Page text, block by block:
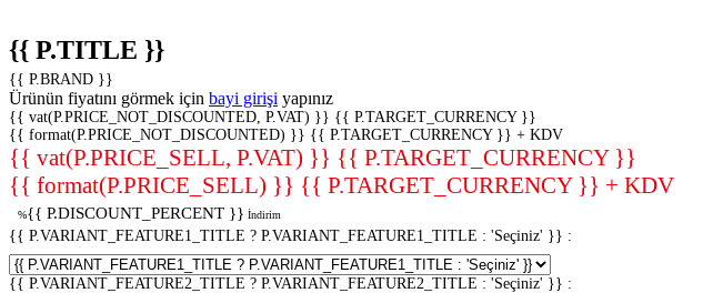
{{ P.TITLE }}
{{ P.BRAND }}
Ürünün fiyatını görmek için bayi girişi yapınız
{{ vat(P.PRICE_NOT_DISCOUNTED, P.VAT) }} {{ P.TARGET_CURRENCY }}
{{ format(P.PRICE_NOT_DISCOUNTED) }} {{ P.TARGET_CURRENCY }} + KDV
{{ vat(P.PRICE_SELL, P.VAT) }} {{ P.TARGET_CURRENCY }}
{{ format(P.PRICE_SELL) }} {{ P.TARGET_CURRENCY }} + KDV
%{{ P.DISCOUNT_PERCENT }} İndirim
{{ P.VARIANT_FEATURE1_TITLE ? P.VARIANT_FEATURE1_TITLE : 'Seçiniz' }} :
{{ P.VARIANT_FEATURE2_TITLE ? P.VARIANT_FEATURE2_TITLE : 'Seçiniz' }} :